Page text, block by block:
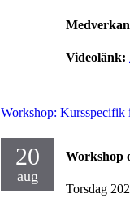
Videolänk:
Workshop:
20
aug
Workshop
Torsdag